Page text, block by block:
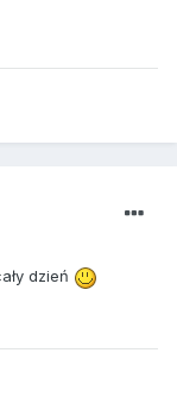
dzień